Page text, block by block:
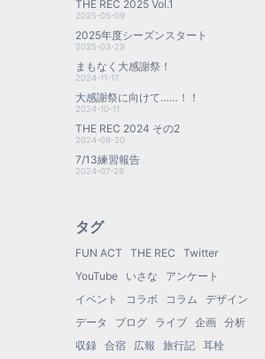
THE REC 2025 Vol.1
2025-05-09
2025年度シーズンスタート
2025-03-29
まもなく大感謝祭！
2024-11-17
大感謝祭に向けて……！！
2024-10-11
THE REC 2024 その2
2024-09-20
7/13練習報告
2024-07-28
タグ
FUN ACT THE REC
Twitter
YouTube
いさな
アンケート
イベント
コラボ コラム
デザイン
データ
ブログ ライブ 企画
分析
収録
合宿 広報 旅行記
耳栓